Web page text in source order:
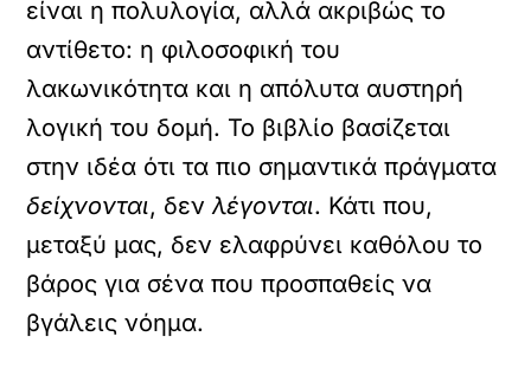
είναι η πολυλογία, αλλά ακριβώς το
αντίθετο: η φιλοσοφική του
λακωνικότητα και η απόλυτα αυστηρή
λογική του δομή. Το βιβλίο βασίζεται
στην ιδέα ότι τα πιο σημαντικά πράγματα
δείχνονται, δενλέγονται. Κάτι που,
μεταξύ μας, δεν ελαφρύνει καθόλου το
βάρος για σένα που προσπαθείς να
βγάλεις νόημα.